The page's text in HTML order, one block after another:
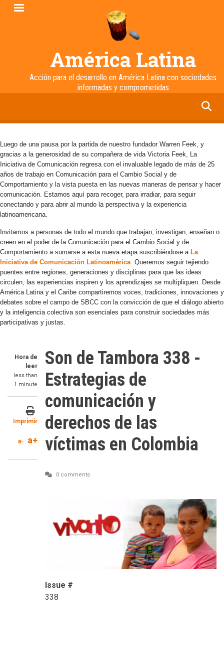
Pasar
América Latina
Acción para el desarrollo en América Latina con sociedades
informadas y comprometidas
Luego de una pausa por la partida de nuestro fundador Warren Feek, y
gracias a la generosidad de su compañera de vida Victoria Feek, La
Iniciativa de Comunicación regresa con el invaluable legado de más de 25
años de trabajo en Comunicación para el Cambio Social y de
Comportamiento y la vista puesta en las nuevas maneras de pensar y hacer
comunicación. Estamos aquí para recoger, para irradiar, para seguir
conectando y para abrir al mundo la perspectiva y la experiencia
latinoamericana.
Invitamos a personas de todo el mundo que trabajan, investigan, enseñan o
creen en el poder de la Comunicación para el Cambio Social y de
Comportamiento a sumarse a esta nueva etapa suscribiéndose a La
Iniciativa de Comunicación Latinoamérica. Queremos seguir tejiendo
puentes entre regiones, generaciones y disciplinas para que las ideas
circulen, las experiencias inspiren y los aprendizajes se multipliquen. Desde
América Latina y el Caribe compartiremos voces, tradiciones, innovaciones y
debates sobre el campo de SBCC con la convicción de que el diálogo abierto
y la inteligencia colectiva son esenciales para construir sociedades más
participativas y justas.
Hora de
leer
less than
1 minute
Imprimir
a- a+
Son de Tambora 338 -
Estrategias de
comunicación y
derechos de las
víctimas en Colombia
0 comments
Issue #
338